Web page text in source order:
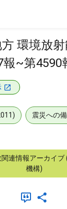
環境放
報~第4590
震災への備
連情報アーカイ
機構)